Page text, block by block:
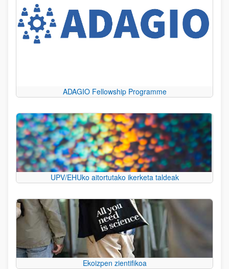
ADAGIO Fellowship Programme
UPV/EHUko aitortutako ikerketa taldeak
Ekoizpen zientifikoa